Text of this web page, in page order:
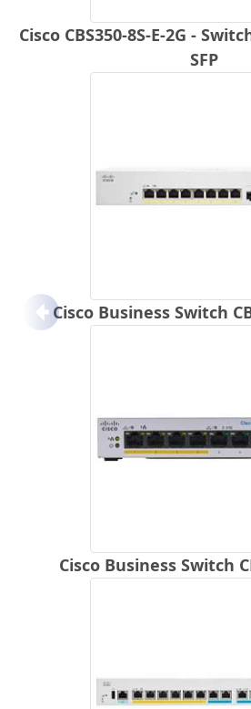
Cisco CBS350-8S-E-2G -
SFP
Cisco Business Switch
Cisco Business Switch
Anterior